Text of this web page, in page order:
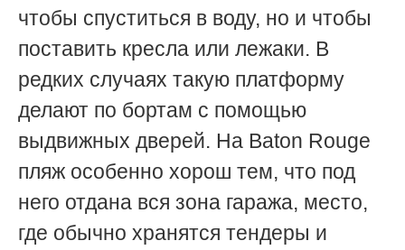
чтобы спуститься в воду, но и чтобы
поставить кресла или лежаки. В
редких случаях такую платформу
делают по бортам с помощью
выдвижных дверей. На Baton Rouge
пляж особенно хорош тем, что под
него отдана вся зона гаража, место,
где обычно хранятся тендеры и